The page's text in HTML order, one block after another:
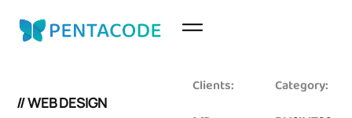
// WEB DESIGN
Clients: Category: